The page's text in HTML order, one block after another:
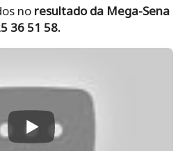
no resultado da Mega-Sena
36 51 58.